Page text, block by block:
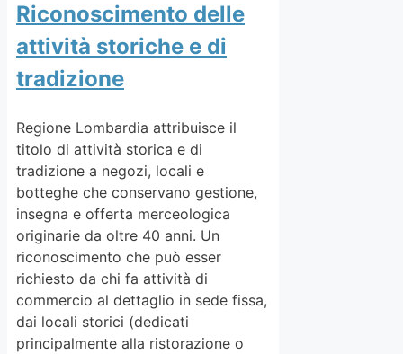
Riconoscimento delle
attività storiche e di
tradizione
Regione Lombardia attribuisce il
titolo di attività storica e di
tradizione a negozi, locali e
botteghe che conservano gestione,
insegna e offerta merceologica
originarie da oltre 40 anni. Un
riconoscimento che può esser
richiesto da chi fa attività di
commercio al dettaglio in sede fissa,
dai locali storici (dedicati
principalmente alla ristorazione o